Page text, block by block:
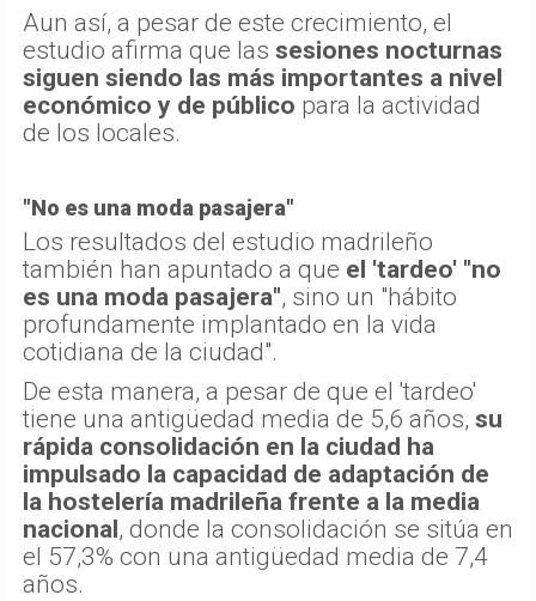
Aun así, a pesar de este crecimiento, el
estudio afirma que las sesiones nocturnas
siguen siendo las más importantes a nivel
económico y de público para la actividad
de los locales.
"No es una moda pasajera"
Los resultados del estudio madrileño
también han apuntado a que el 'tardeo' "no
es una moda pasajera", sino un "hábito
profundamente implantado en la vida
cotidiana de la ciudad".
De esta manera, a pesar de que el 'tardeo'
tiene una antigüedad media de 5,6 años, su
rápida consolidación en la ciudad ha
impulsado la capacidad de adaptación de
la hostelería madrileña frente a la media
nacional, donde la consolidación se sitúa en
el 57,3% con una antigüedad media de 7,4
años.